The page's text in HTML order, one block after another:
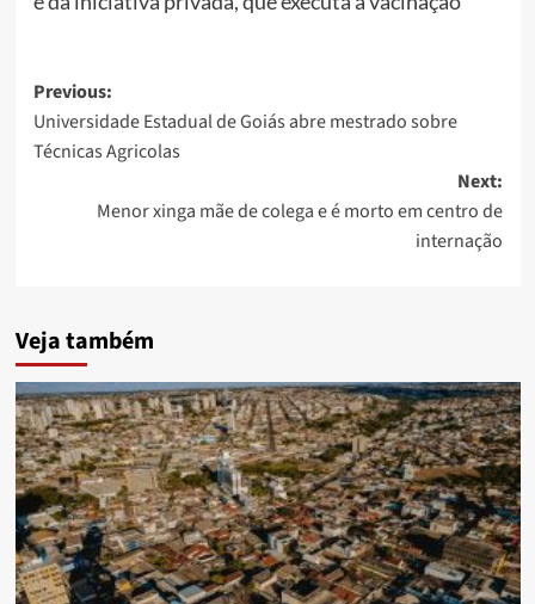
Post
navigation
Previous:
Universidade Estadual de Goiás abre mestrado sobre
Técnicas Agricolas
Next:
Menor xinga mãe de colega e é morto em centro de
internação
Veja também